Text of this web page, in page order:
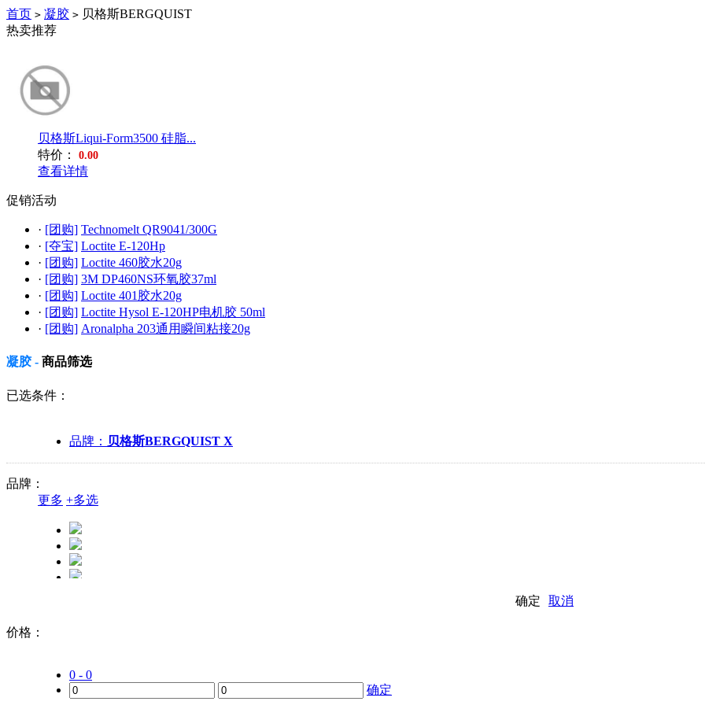
首页 > 凝胶 > 贝格斯BERGQUIST
热卖推荐
贝格斯Liqui-Form3500 硅脂...
特价：
0.00
查看详情
促销活动
· [团购] Technomelt QR9041/300G
· [夺宝] Loctite E-120Hp
· [团购] Loctite 460胶水20g
· [团购] 3M DP460NS环氧胶37ml
· [团购] Loctite 401胶水20g
· [团购] Loctite Hysol E-120HP电机胶 50ml
· [团购] Aronalpha 203通用瞬间粘接20g
凝胶 - 商品筛选
已选条件：
品牌： 贝格斯BERGQUIST X
品牌：
更多 +多选
确定 取消
价格：
0 - 0
确定